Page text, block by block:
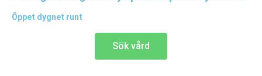
Öppet dygnet runt
Sök vård